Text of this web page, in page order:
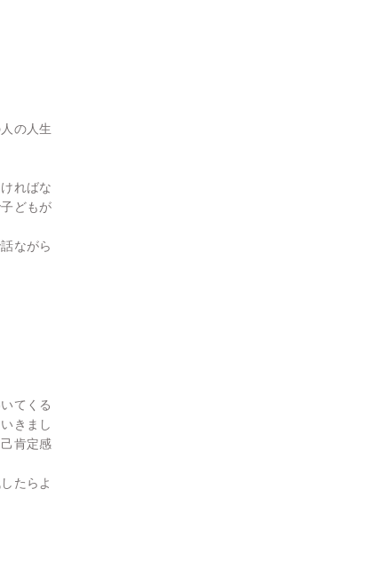
の人生
ればな
どもが
ながら
てくる
きまし
肯定感
たらよ